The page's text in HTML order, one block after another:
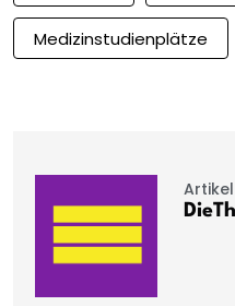
Medizinstudienplätze